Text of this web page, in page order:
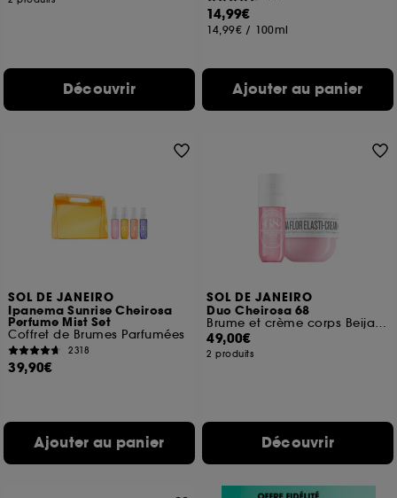
Découvrir
14,99€
14,99€ / 100ml
Ajouter au panier
SOL DE JANEIRO
Ipanema Sunrise Cheirosa
Perfume Mist Set
Coffret de Brumes Parfumées
2318
39,90€
Ajouter au panier
SOL DE JANEIRO
Duo Cheirosa 68
Brume et crème corps Beija Flor
49,00€
2 produits
Découvrir